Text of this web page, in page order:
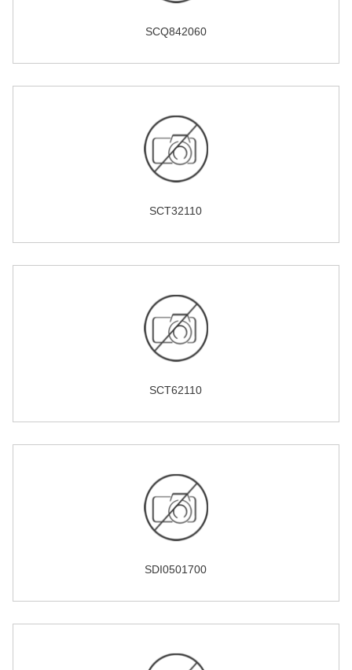
SCQ842060
SCT32110
SCT62110
SDI0501700